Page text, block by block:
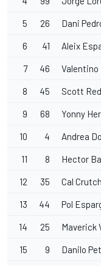
5 26 Dani
6 41 Aleix
7 46 Valentino
8 45 Scott
9 68 Yonny
10 4 Andrea
11 8 Hector
12 35 Cal
13 44 Pol
14 25 Maverick
15 9 Danilo